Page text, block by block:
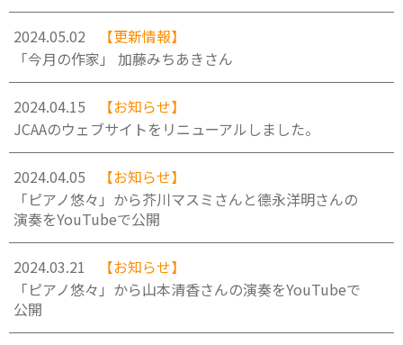
2024.05.02
【更新情報】
「今月の作家」 加藤みちあきさん
2024.04.15
【お知らせ】
JCAAのウェブサイトをリニューアルしました。
2024.04.05
【お知らせ】
「ピアノ悠々」から芥川マスミさんと德永洋明さんの
演奏をYouTubeで公開
2024.03.21
【お知らせ】
「ピアノ悠々」から山本清香さんの演奏をYouTubeで
公開